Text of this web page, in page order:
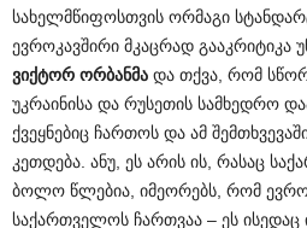
სახელმწიფოსთვის ორმაგი
ევროკავშირი მკაცრად გააკრიტიკა
ვიქტორ ორბანმა და თქვა, რომ
უკრაინისა და რუსეთის სამხედრო
ქვეყნებიც ჩართოს და ამ
კეთდება. ანუ, ეს არის ის, რასაც
ბოლო წლებია, იმეორებს, რომ
საქართველოს ჩართვაა – ეს ისედაც